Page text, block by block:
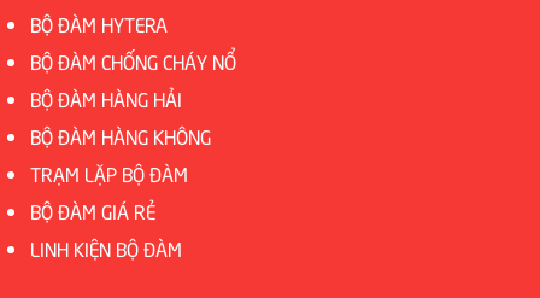
BỘ ĐÀM HYTERA
BỘ ĐÀM CHỐNG CHÁY NỔ
BỘ ĐÀM HÀNG HẢI
BỘ ĐÀM HÀNG KHÔNG
TRẠM LẶP BỘ ĐÀM
BỘ ĐÀM GIÁ RẺ
LINH KIỆN BỘ ĐÀM